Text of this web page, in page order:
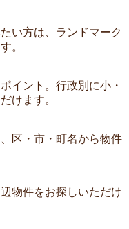
い方は、ランドマーク
。
イント。行政別に小・
けます。
区・市・町名から物件
物件をお探しいただけ